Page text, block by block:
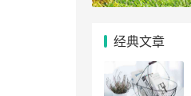
经典文章